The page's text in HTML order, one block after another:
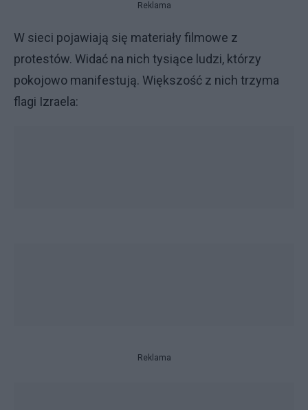
Reklama
W sieci pojawiają się materiały filmowe z
protestów. Widać na nich tysiące ludzi, którzy
pokojowo manifestują. Większość z nich trzyma
flagi Izraela:
Reklama